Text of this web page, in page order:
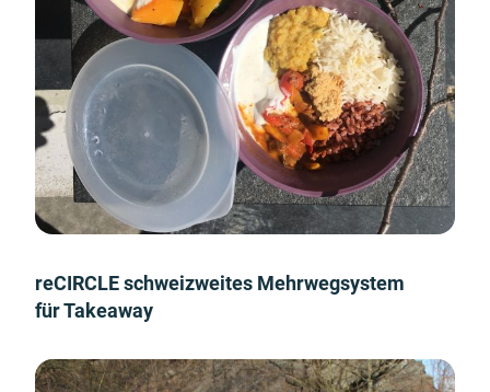
reCIRCLE schweizweites Mehrwegsystem
für Takeaway